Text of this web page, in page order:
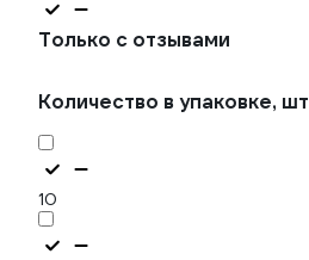
Только с отзывами
Количество в упаковке, шт
10